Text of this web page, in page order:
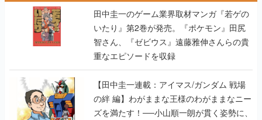
田中圭一のゲーム業界取材マンガ『若ゲの
いたり』第2巻が発売。『ポケモン』田尻
智さん、『ゼビウス』遠藤雅伸さんらの貴
重なエピソードを収録
【田中圭一連載：アイマス/ガンダム 戦場
の絆 編】わがままな王様のわがままなニー
ズを満たす！──小山順一朗が貫く姿勢に、